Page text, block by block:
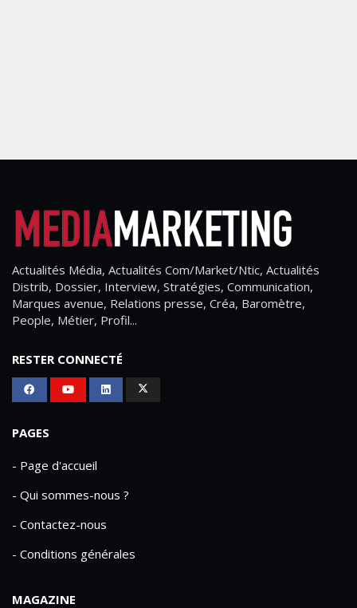
Actualités Média, Actualités Com/Market/Ntic, Actualités
Distrib, Dossier, Interview, Stratégies, Communication,
Marques avenue, Relations presse, Créa, Baromètre,
People, Métier, Profil...
RESTER CONNECTÉ
PAGES
- Page d'accueil
- Qui sommes-nous ?
- Contactez-nous
- Conditions générales
MAGAZINE